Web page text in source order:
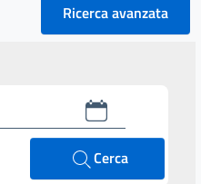
Ricerca avanzata
Cerca